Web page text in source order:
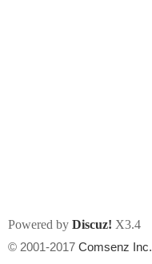
Powered by Discuz! X3.4
© 2001-2017 Comsenz Inc.